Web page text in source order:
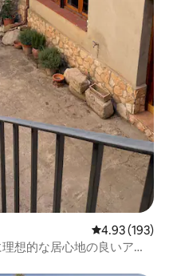
レビュー193
4.93 (193)
想的な居心地の良いアパ